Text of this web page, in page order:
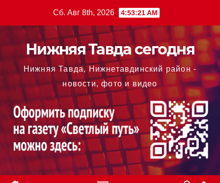
содержимому
Сб. Авг 8th, 2026 4:53:22 AM
Нижняя Тавда сегодня
Нижняя Тавда, Нижнетавдинский район -
новости, фото и видео